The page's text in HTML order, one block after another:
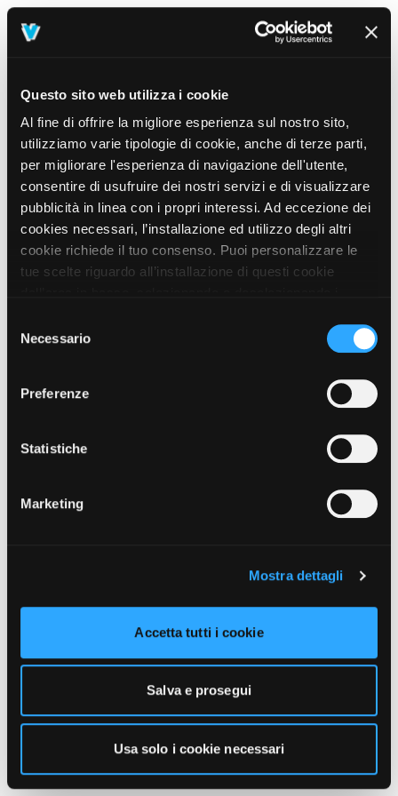
Questo sito web utilizza i cookie
Al fine di offrire la migliore esperienza sul nostro sito,
utilizziamo varie tipologie di cookie, anche di terze parti,
per migliorare l'esperienza di navigazione dell'utente,
consentire di usufruire dei nostri servizi e di visualizzare
pubblicità in linea con i propri interessi. Ad eccezione dei
cookies necessari, l’installazione ed utilizzo degli altri
cookie richiede il tuo consenso. Puoi personalizzare le
tue scelte riguardo all’installazione di questi cookie
prosegui” o decidere di accettare tutti i cookie, cliccando
sul pulsante “Accetta tutti i cookie”. Cliccando sul tasto
unicamente i cookie necessari alla navigazione. Per
funzionamento, puoi prendere visione dell’informativa
cliccando qui.
delNecessario
Preferenze
Statistiche
Marketing
Mostra dettagli
Accetta tutti i cookie
Salva e prosegui
Usa solo i cookie necessari
404